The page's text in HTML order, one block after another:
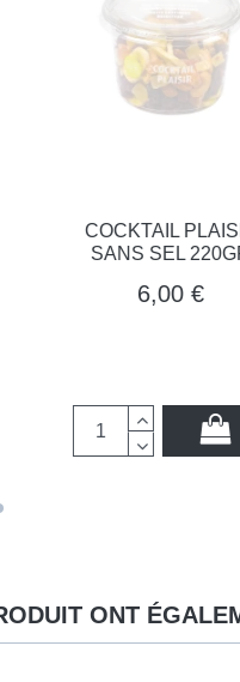
COCKTAIL PLAISIR
SANS SEL 220GR
6,00 €
ONT